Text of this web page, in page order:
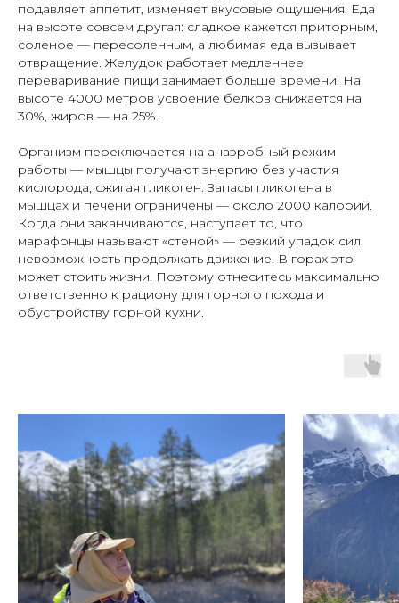
подавляет аппетит, изменяет вкусовые ощущения. Еда
на высоте совсем другая: сладкое кажется приторным,
соленое — пересоленным, а любимая еда вызывает
отвращение. Желудок работает медленнее,
переваривание пищи занимает больше времени. На
высоте 4000 метров усвоение белков снижается на
30%, жиров — на 25%.
Организм переключается на анаэробный режим
работы — мышцы получают энергию без участия
кислорода, сжигая гликоген. Запасы гликогена в
мышцах и печени ограничены — около 2000 калорий.
Когда они заканчиваются, наступает то, что
марафонцы называют «стеной» — резкий упадок сил,
невозможность продолжать движение. В горах это
может стоить жизни. Поэтому отнеситесь максимально
ответственно к рациону для горного похода и
обустройству горной кухни.